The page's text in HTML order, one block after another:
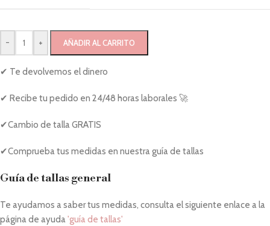
- + AÑADIR AL CARRITO
✔ Te devolvemos el dinero
✔ Recibe tu pedido en 24/48 horas laborales 🚀
✔Cambio de talla GRATIS
✔Comprueba tus medidas en nuestra guía de tallas
Guía de tallas general
Te ayudamos a saber tus medidas, consulta el siguiente enlace a la
página de ayuda'guía de tallas'